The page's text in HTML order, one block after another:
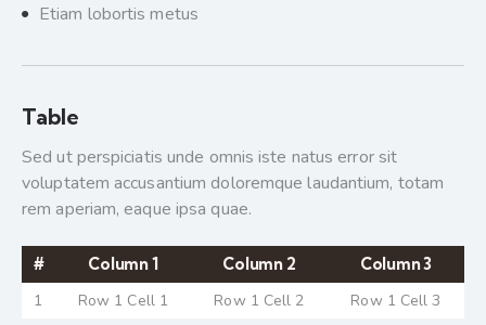
Etiam lobortis metus
Table
Sed ut perspiciatis unde omnis iste natus error sit
voluptatem accusantium doloremque laudantium, totam
rem aperiam, eaque ipsa quae.
# Column 1 Column 2
Column 3
1
Row 1 Cell 1 Row 1 Cell 2
Row 1 Cell 3